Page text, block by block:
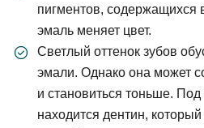
пигментов, содержащихся
эмаль меняет цвет.
Светлый оттенок зубов
эмали. Однако она может
и становиться тоньше.
находится дентин,